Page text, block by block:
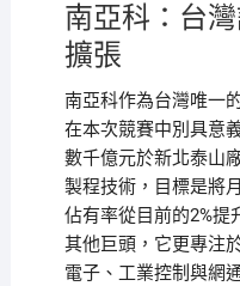
南亞科：台
擴張
南亞科作為台灣唯一
在本次競賽中別具意
數千億元於新北泰山
製程技術，目標是將
佔有率從目前的2%提
其他巨頭，它更專注
電子、工業控制與網